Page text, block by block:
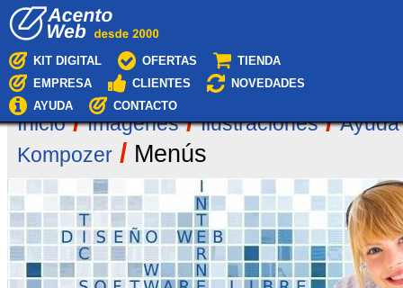
KIT DIGITAL OFERTAS
TIENDA
EMPRESA
CLIENTES
NOVEDADES
AYUDA
CONTACTO
Inicio /Imágenes /Ilustraciones /Ayuda
Kompozer / Menús